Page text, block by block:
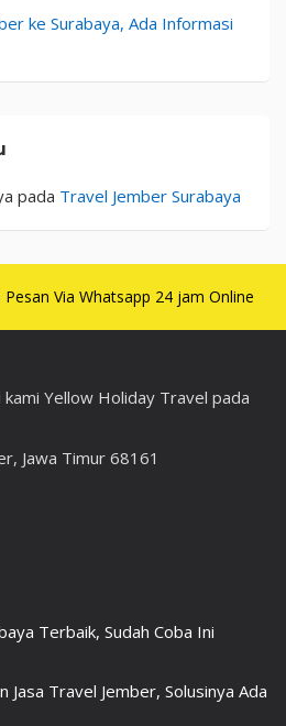
ke Surabaya, Ada Informasi
pada Travel Jember Surabaya
Via Whatsapp 24 jam Online
Yellow Holiday Travel pada
Jawa Timur 68161
Terbaik, Sudah Coba Ini
Jasa Travel Jember, Solusinya Ada